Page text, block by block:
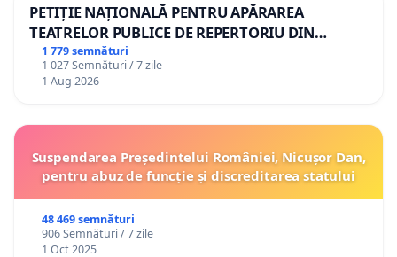
PETIȚIE NAȚIONALĂ PENTRU APĂRAREA
TEATRELOR PUBLICE DE REPERTORIU DIN
ROMÂNIA
1 779 semnături
1 027 Semnături / 7 zile
1 Aug 2026
Suspendarea Președintelui României, Nicușor Dan,
pentru abuz de funcție și discreditarea statului
48 469 semnături
906 Semnături / 7 zile
1 Oct 2025